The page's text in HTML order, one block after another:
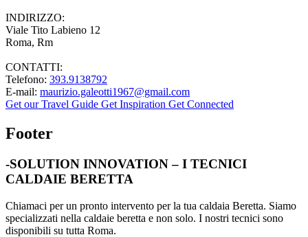
INDIRIZZO:
Viale Tito Labieno 12
Roma, Rm
CONTATTI:
Telefono: 393.9138792
E-mail: maurizio.galeotti1967@gmail.com
Get our Travel Guide Get Inspiration Get Connected
Footer
-SOLUTION INNOVATION – I TECNICI
CALDAIE BERETTA
Chiamaci per un pronto intervento per la tua caldaia Beretta. Siamo
specializzati nella caldaie beretta e non solo. I nostri tecnici sono
disponibili su tutta Roma.